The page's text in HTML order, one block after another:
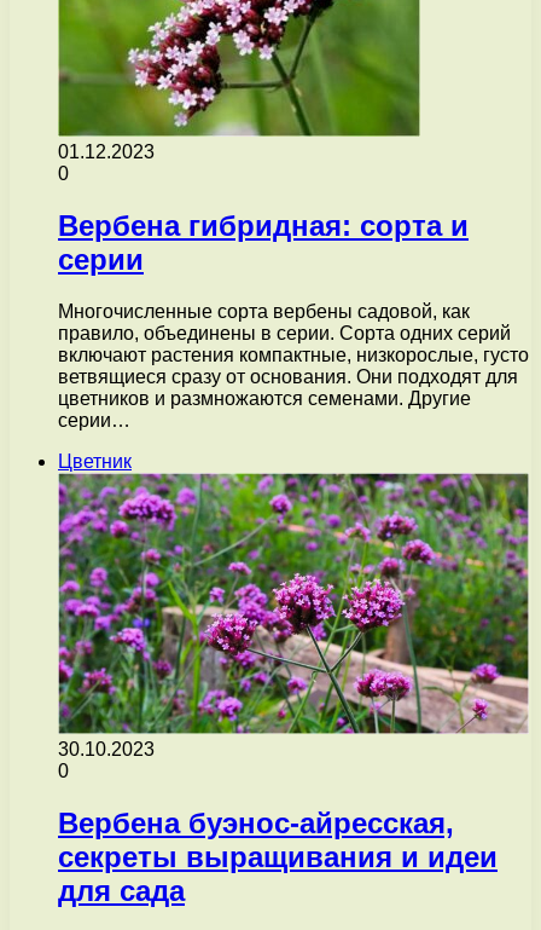
01.12.2023
0
Вербена гибридная: сорта и
серии
Многочисленные сорта вербены садовой, как
правило, объединены в серии. Сорта одних серий
включают растения компактные, низкорослые, густо
ветвящиеся сразу от основания. Они подходят для
цветников и размножаются семенами. Другие
серии…
Цветник
30.10.2023
0
Вербена буэнос-айресская,
секреты выращивания и идеи
для сада